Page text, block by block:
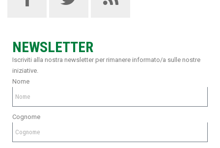
NEWSLETTER
Iscriviti alla nostra newsletter per rimanere informato/a sulle nostre
iniziative.
Nome
Cognome